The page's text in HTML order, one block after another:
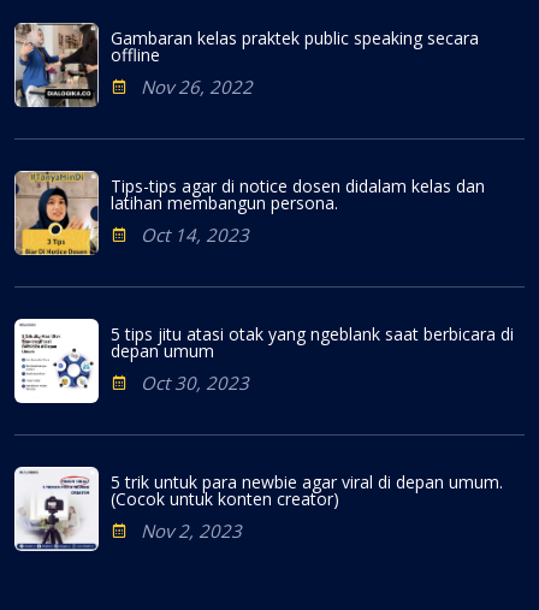
Gambaran kelas praktek public speaking secara
offline
Nov 26, 2022
Tips-tips agar di notice dosen didalam kelas dan
latihan membangun persona.
Oct 14, 2023
5 tips jitu atasi otak yang ngeblank saat berbicara di
depan umum
Oct 30, 2023
5 trik untuk para newbie agar viral di depan umum.
(Cocok untuk konten creator)
Nov 2, 2023